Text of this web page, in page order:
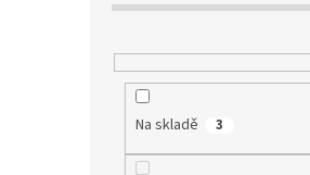
Na skladě 3